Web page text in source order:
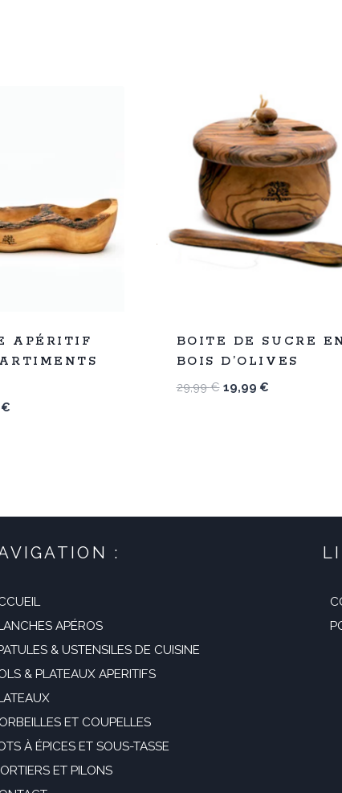
APÉRITIF
€
-
33
BOITE DE SUCRE
BOIS D’OLIVES
29,99€ Le
19,99 €Le
:
APÉROS
& USTENSILES DE CUISINE
& PLATEAUX APERITIFS
ET COUPELLES
À ÉPICES ET SOUS-TASSE
ET PILONS